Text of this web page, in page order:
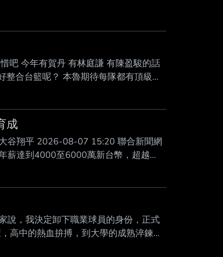
吧 今年有賀丹 有林庭謙 有陳盈駿的話
合台籃呢？ 本魯期待每隊都有頂級大
17 Pro --
成
谷翔平 2026-08-07 15:20 聯合新聞網
薪達到4000至6000萬新台幣，超越
接近MLB道奇隊巨星大谷翔平。 現年
薪600萬人民幣（約 2866萬新台幣），
說，我決定卸下職業球員的身份，正式
高中的熱血拚搏，到大學的成熟淬鍊，
著這份熱愛走到了職業舞台。 特別感